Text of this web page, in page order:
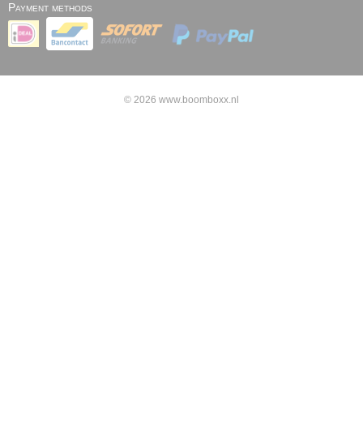
Payment methods
© 2026 www.boomboxx.nl